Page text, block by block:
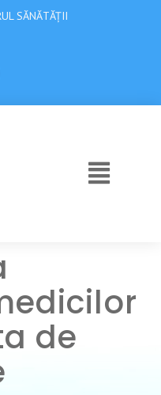
SĂNĂTĂȚII
de